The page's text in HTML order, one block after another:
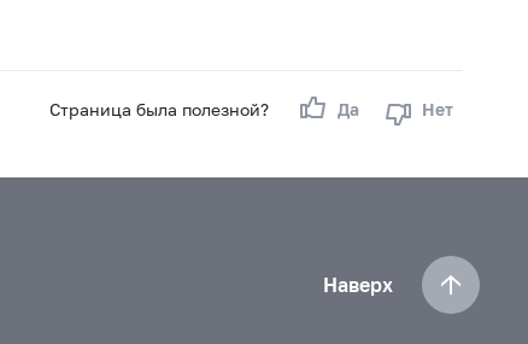
Страница была полезной? Да Нет
Наверх